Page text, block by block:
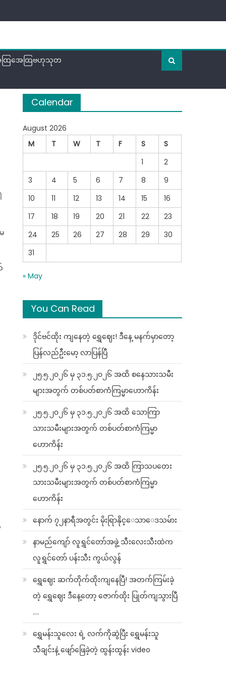
ြအေထြဗဟုသုတ
Calendar
August 2026
M
T W T F S
S
1
2
3
4 5 6 7 8
9
10
11 12 13 14 15
16
17
18 19 20 21 22
23
24
25 26 27 28 29
30
31
« May
You Can Read
ဒိုင်ဗင်ထိုး ကျနေတဲ့ ရွှေဈေး! ဒီနေ့ မနက်မှာတော့
ပြန်လည်ဦးမော့ လာပြန်ပြီ
၂၅.၅.၂၀၂၆ မှ ၃၁.၅.၂၀၂၆ အထိ စနေသားသမီး
များအတွက် တစ်ပတ်စာကံကြမ္မာဟောကိန်း
၂၅.၅.၂၀၂၆ မှ ၃၁.၅.၂၀၂၆ အထိ သောကြာ
သားသမီးများအတွက် တစ်ပတ်စာကံကြမ္မာ
ဟောကိန်း
၂၅.၅.၂၀၂၆ မှ ၃၁.၅.၂၀၂၆ အထိ ကြာသပတေး
သားသမီးများအတွက် တစ်ပတ်စာကံကြမ္မာ
ဟောကိန်း
နောက် ၇၂နာရီအတွင်း မိုးရြာနိုင္ေသာေဒသမ်ား
နာမည်ကျော် လူရွှင်တော်အဖွဲ့ သီးလေးသီးထဲက
လူရွှင်တော် ပန်းသီး ကွယ်လွန်
ရွှေဈေး ဆက်တိုက်ထိုးကျနေပြီ! အတက်ကြမ်းခဲ့
တဲ့ ရွှေဈေး ဒီနေ့တော့ ဇောက်ထိုး ပြုတ်ကျသွားပြီ
….
ရွှေမန်းသူလေး ရဲ့ လက်ကိုဆွဲပြီး ရွှေမန်းသူ
သီချင်းနဲ့ ဖျော်ဖြေခဲ့တဲ့ ထွန်းထွန်း video